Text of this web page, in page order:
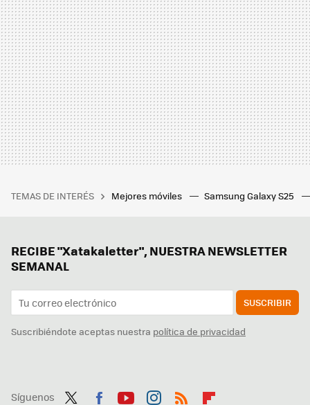
TEMAS DE INTERÉS Mejores móviles Samsung Galaxy S25
RECIBE "Xatakaletter", NUESTRA NEWSLETTER
SEMANAL
SUSCRIBIR
Suscribiéndote aceptas nuestra política de privacidad
Síguenos